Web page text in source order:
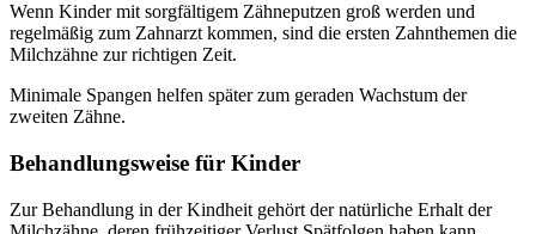
Wenn Kinder mit sorgfältigem Zähneputzen groß werden und
regelmäßig zum Zahnarzt kommen, sind die ersten Zahnthemen die
Milchzähne zur richtigen Zeit.
Minimale Spangen helfen später zum geraden Wachstum der
zweiten Zähne.
Behandlungsweise für Kinder
Zur Behandlung in der Kindheit gehört der natürliche Erhalt der